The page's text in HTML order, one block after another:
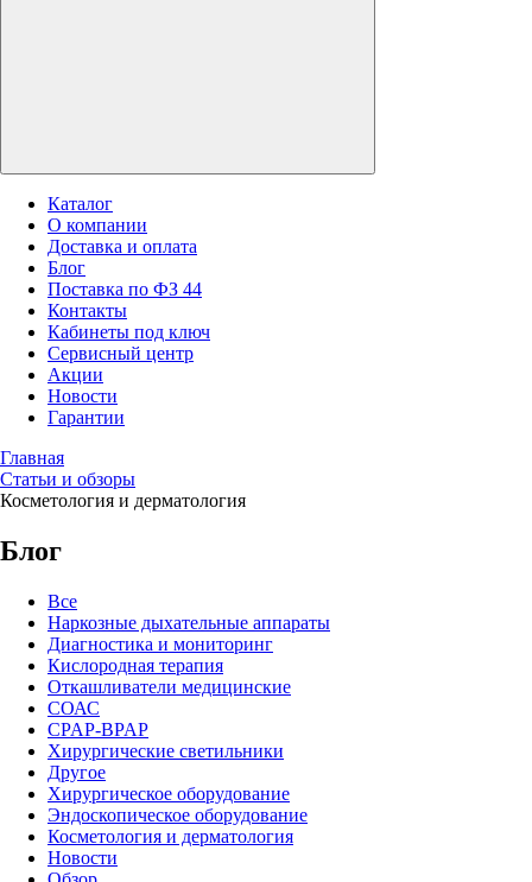
Каталог
О компании
Доставка и оплата
Блог
Поставка по ФЗ 44
Контакты
Кабинеты под ключ
Сервисный центр
Акции
Новости
Гарантии
Главная
Статьи и обзоры
Косметология и дерматология
Блог
Все
Наркозные дыхательные аппараты
Диагностика и мониторинг
Кислородная терапия
Откашливатели медицинские
СОАС
CPAP-BPAP
Хирургические светильники
Другое
Хирургическое оборудование
Эндоскопическое оборудование
Косметология и дерматология
Новости